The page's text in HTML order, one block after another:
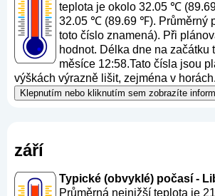
teplota je okolo 32.05 ℃
32.05 ℃ (89.69 ℉). Průměrný
toto číslo znamená). Při
hodnot. Délka dne na
měsíce 12:58.Tato čísla jsou
výškách výrazně lišit, zejména v horách.
Klepnutím nebo kliknutím sem zobrazíte
září
Typické (obvyklé) počasí -
Průměrná nejnižší teplota je